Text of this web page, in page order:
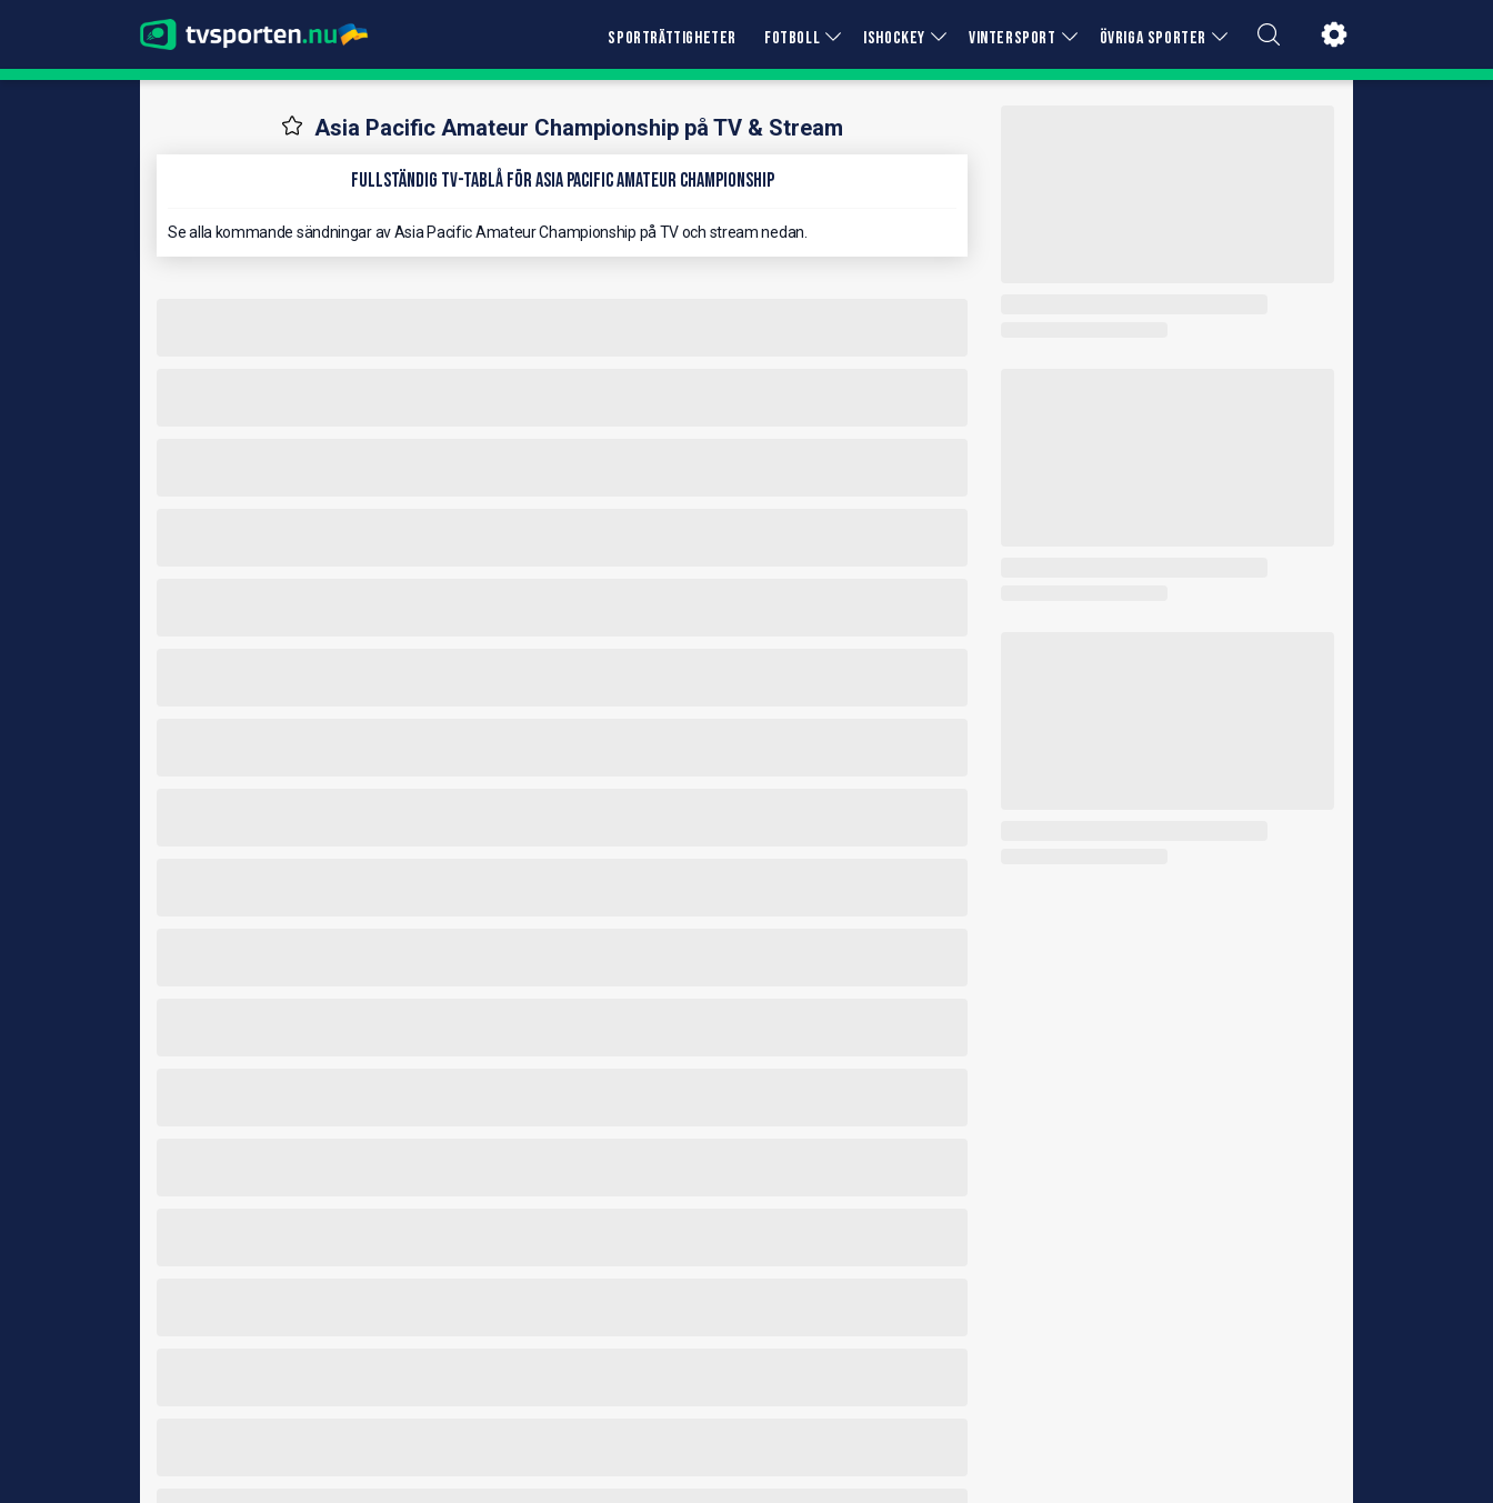
SPORTRÄTTIGHETER FOTBOLL ISHOCKEY VINTERSPORT ÖVRIGA SPORTER
Asia Pacific Amateur Championship på TV & Stream
Fullständig TV-Tablå för Asia Pacific Amateur Championship
Se alla kommande sändningar av Asia Pacific Amateur Championship på TV och stream nedan.